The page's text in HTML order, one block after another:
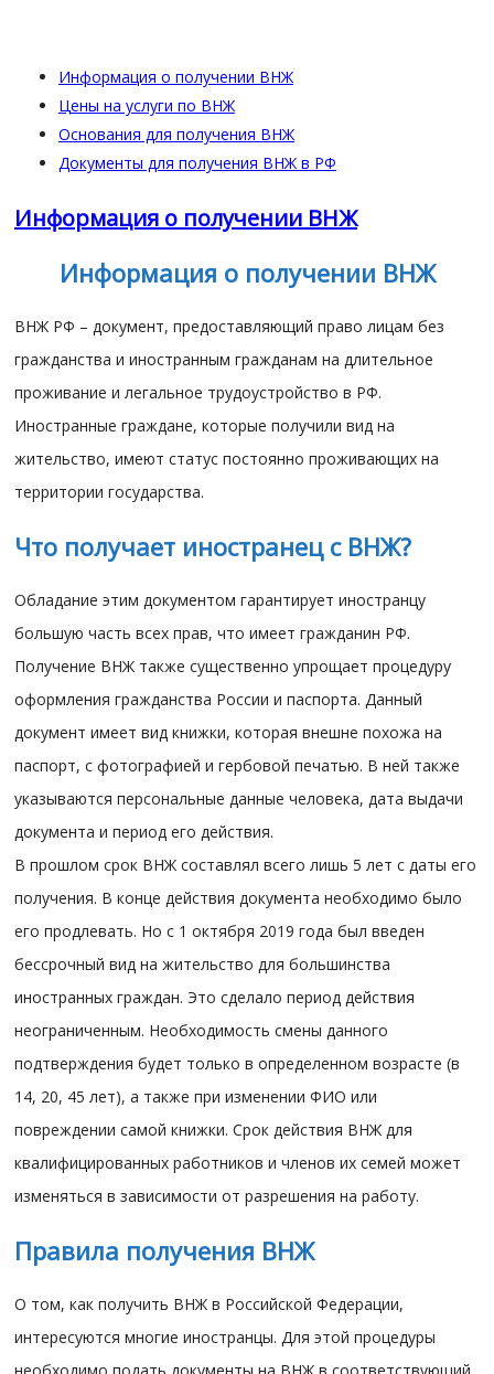
Информация о получении ВНЖ
Цены на услуги по ВНЖ
Основания для получения ВНЖ
Документы для получения ВНЖ в РФ
Информация о получении ВНЖ
Информация о получении ВНЖ
ВНЖ РФ – документ, предоставляющий право лицам без
гражданства и иностранным гражданам на длительное
проживание и легальное трудоустройство в РФ.
Иностранные граждане, которые получили вид на
жительство, имеют статус постоянно проживающих на
территории государства.
Что получает иностранец с ВНЖ?
Обладание этим документом гарантирует иностранцу
большую часть всех прав, что имеет гражданин РФ.
Получение ВНЖ также существенно упрощает процедуру
оформления гражданства России и паспорта. Данный
документ имеет вид книжки, которая внешне похожа на
паспорт, с фотографией и гербовой печатью. В ней также
указываются персональные данные человека, дата выдачи
документа и период его действия.
В прошлом срок ВНЖ составлял всего лишь 5 лет с даты его
получения. В конце действия документа необходимо было
его продлевать. Но с 1 октября 2019 года был введен
бессрочный вид на жительство для большинства
иностранных граждан. Это сделало период действия
неограниченным. Необходимость смены данного
подтверждения будет только в определенном возрасте (в
14, 20, 45 лет), а также при изменении ФИО или
повреждении самой книжки. Срок действия ВНЖ для
квалифицированных работников и членов их семей может
изменяться в зависимости от разрешения на работу.
Правила получения ВНЖ
О том, как получить ВНЖ в Российской Федерации,
интересуются многие иностранцы. Для этой процедуры